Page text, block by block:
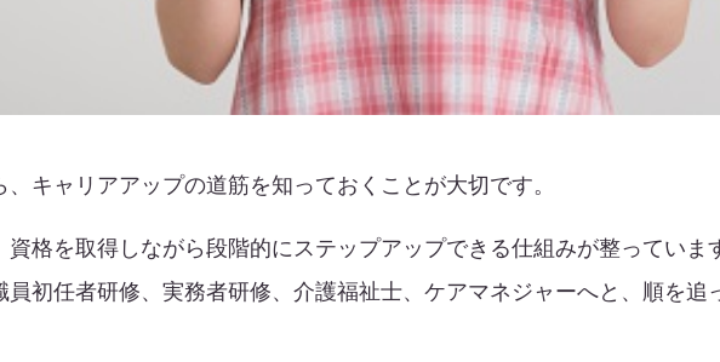
キャリアアップの道筋を知っておくことが大切です。
格を取得しながら段階的にステップアップできる仕組みが整っていま
初任者研修、実務者研修、介護福祉士、ケアマネジャーへと、順を追